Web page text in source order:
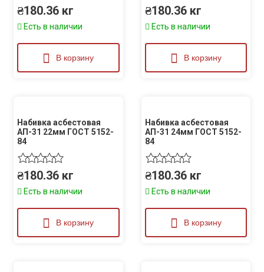
₴180.36 кг
Есть в наличии
В корзину
₴180.36 кг
Есть в наличии
В корзину
Набивка асбестовая
АП-31 22мм ГОСТ 5152-
84
₴180.36 кг
Есть в наличии
В корзину
Набивка асбестовая
АП-31 24мм ГОСТ 5152-
84
₴180.36 кг
Есть в наличии
В корзину